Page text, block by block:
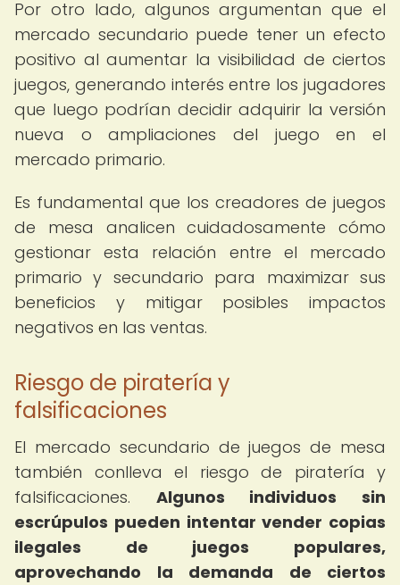
Por otro lado, algunos argumentan que el
mercado secundario puede tener un efecto
positivo al aumentar la visibilidad de ciertos
juegos, generando interés entre los jugadores
que luego podrían decidir adquirir la versión
nueva o ampliaciones del juego en el
mercado primario.
Es fundamental que los creadores de juegos
de mesa analicen cuidadosamente cómo
gestionar esta relación entre el mercado
primario y secundario para maximizar sus
beneficios y mitigar posibles impactos
negativos en las ventas.
Riesgo de piratería y
falsificaciones
El mercado secundario de juegos de mesa
también conlleva el riesgo de piratería y
falsificaciones. Algunos individuos sin
escrúpulos pueden intentar vender copias
ilegales de juegos populares,
aprovechando la demanda de ciertos